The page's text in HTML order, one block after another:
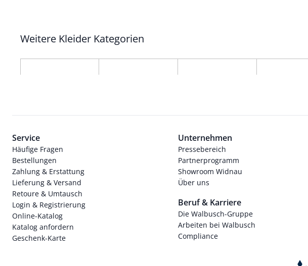
Weitere Kleider Kategorien
Service
Häufige Fragen
Bestellungen
Zahlung & Erstattung
Lieferung & Versand
Retoure & Umtausch
Login & Registrierung
Online-Katalog
Katalog anfordern
Geschenk-Karte
Unternehmen
Pressebereich
Partnerprogramm
Showroom Widnau
Über uns
Beruf & Karriere
Die Walbusch-Gruppe
Arbeiten bei Walbusch
Compliance